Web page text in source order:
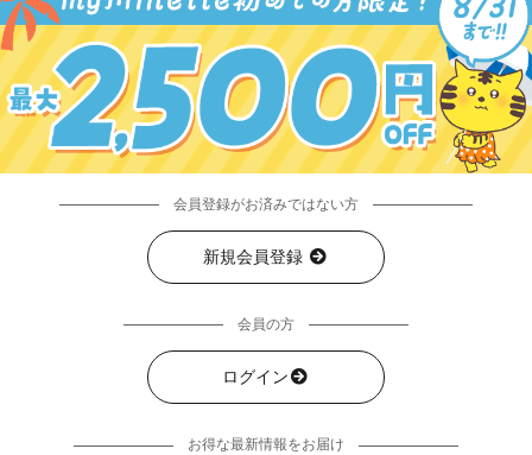
会員登録がお済みではない方
新規会員登録
会員の方
ログイン
お得な最新情報をお届け